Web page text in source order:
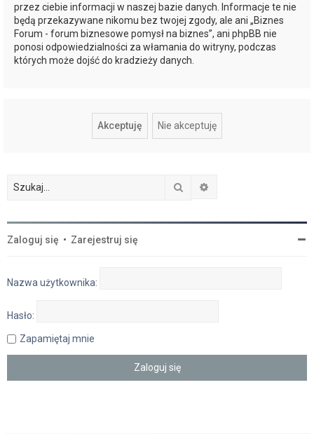
przez ciebie informacji w naszej bazie danych. Informacje te nie
będą przekazywane nikomu bez twojej zgody, ale ani „Biznes
Forum - forum biznesowe pomysł na biznes”, ani phpBB nie
ponosi odpowiedzialności za włamania do witryny, podczas
których może dojść do kradzieży danych.
Szukaj
Zaloguj się • Zarejestruj się
Nazwa użytkownika:
Hasło:
Zapamiętaj mnie